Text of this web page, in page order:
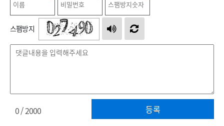
스팸방지
등록
0/ 2000